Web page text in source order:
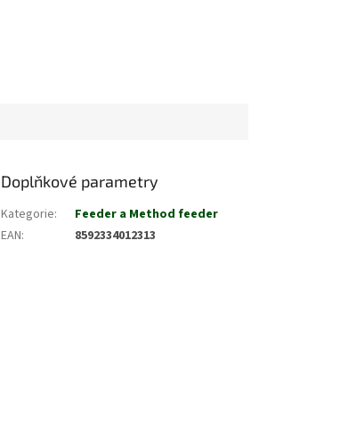
Doplňkové parametry
Kategorie:
Feeder a Method feeder
EAN: 8592334012313